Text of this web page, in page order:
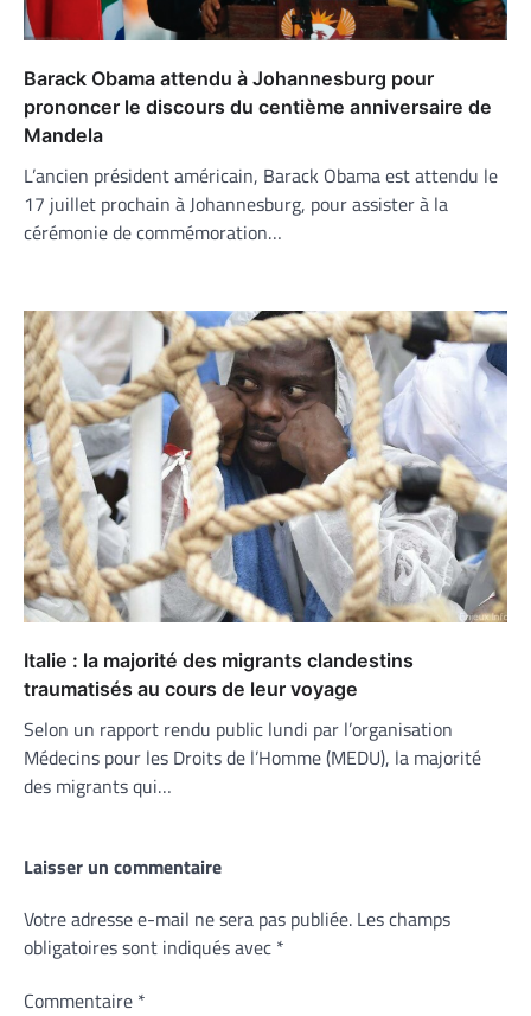
Barack Obama attendu à Johannesburg pour
prononcer le discours du centième anniversaire de
Mandela
L’ancien président américain, Barack Obama est attendu le
17 juillet prochain à Johannesburg, pour assister à la
cérémonie de commémoration…
Italie : la majorité des migrants clandestins
traumatisés au cours de leur voyage
Selon un rapport rendu public lundi par l’organisation
Médecins pour les Droits de l’Homme (MEDU), la majorité
des migrants qui…
Laisser un commentaire
Votre adresse e-mail ne sera pas publiée. Les champs
obligatoires sont indiqués avec *
Commentaire *